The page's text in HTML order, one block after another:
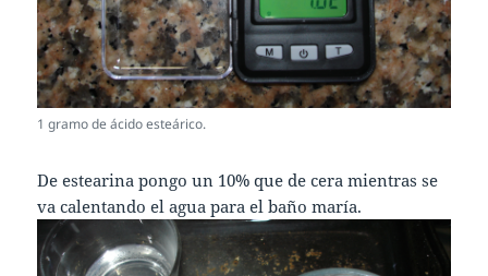
1 gramo de ácido esteárico.
De estearina pongo un 10% que de cera mientras se
va calentando el agua para el baño maría.